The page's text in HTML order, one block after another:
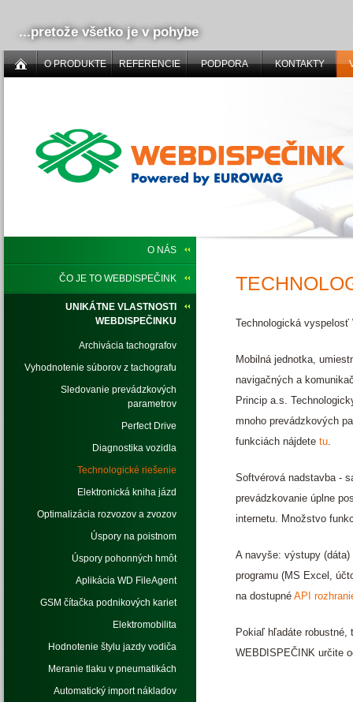
...pretože všetko je v pohybe
O PRODUKTE REFERENCIE PODPORA KONTAKTY
O NÁS
ČO JE TO WEBDISPEČINK
UNIKÁTNE VLASTNOSTI
WEBDISPEČINKU
Archivácia tachografov
Vyhodnotenie súborov z tachografu
Sledovanie prevádzkových
parametrov
Perfect Drive
Diagnostika vozidla
Technologické riešenie
Elektronická kniha jázd
Optimalizácia rozvozov a zvozov
Úspory na poistnom
Úspory pohonných hmôt
Aplikácia WD FileAgent
GSM čítačka podnikových kariet
Elektromobilita
Hodnotenie štylu jazdy vodiča
Meranie tlaku v pneumatikách
Automatický import nákladov
Technologická vyspelosť
Mobilná jednotka,
navigačných a
Princip a.s.
mnoho prevádzkových
funkciách nájdete tu
Softvérová nadstavba -
prevádzkovanie úplne
internetu. Množstvo
A navyše: výstupy
programu (MS Excel,
na dostupné API
Pokiaľ hľadáte robustné,
WEBDISPEČINK určite